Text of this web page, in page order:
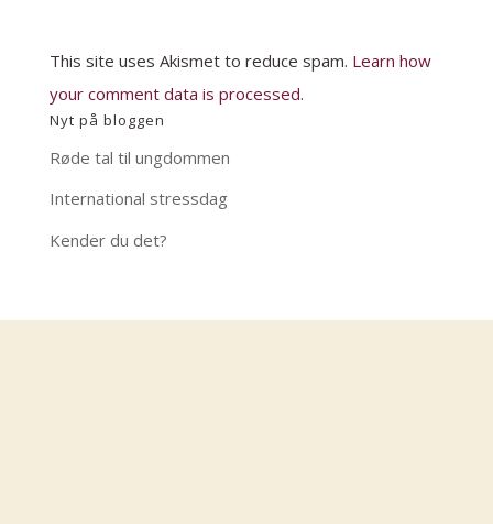
This site uses Akismet to reduce spam. Learn how
your comment data is processed.
Nyt på bloggen
Røde tal til ungdommen
International stressdag
Kender du det?